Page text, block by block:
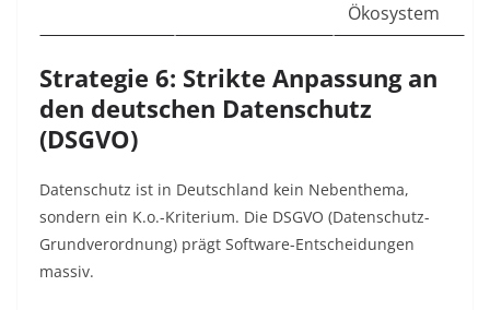
Ökosystem
Strategie 6: Strikte Anpassung an
den deutschen Datenschutz
(DSGVO)
Datenschutz ist in Deutschland kein Nebenthema,
sondern ein K.o.-Kriterium. Die DSGVO (Datenschutz-
Grundverordnung) prägt Software-Entscheidungen
massiv.